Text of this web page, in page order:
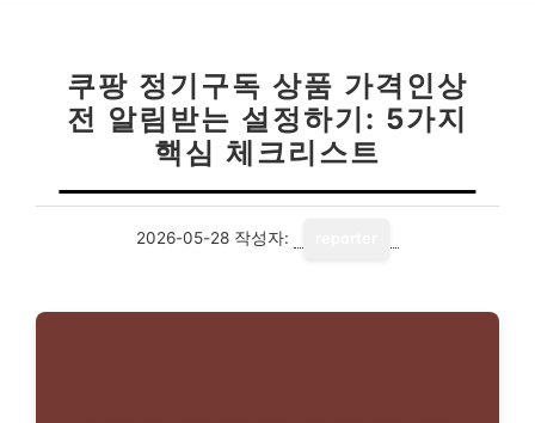
쿠팡 정기구독 상품 가격인상
전 알림받는 설정하기: 5가지
핵심 체크리스트
2026-05-28 작성자: